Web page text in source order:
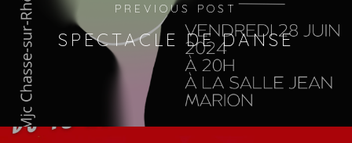
PREVIOUS POST
SPECTACLE DE DANSE